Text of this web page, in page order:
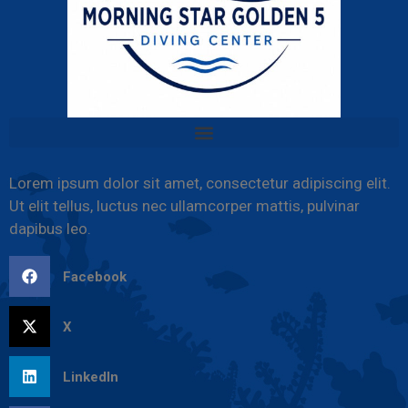
Lorem ipsum dolor sit amet, consectetur adipiscing elit.
Ut elit tellus, luctus nec ullamcorper mattis, pulvinar
dapibus leo.
Facebook
X
LinkedIn